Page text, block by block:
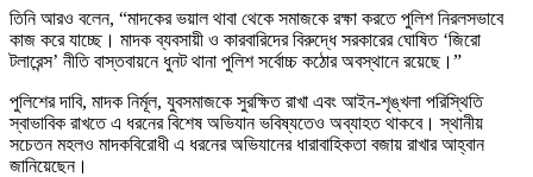
‎তিনি আরও বলেন, “মাদকের ভয়াল থাবা থেকে সমাজকে রক্ষা করতে পুলিশ নিরলসভাবে
কাজ করে যাচ্ছে। মাদক ব্যবসায়ী ও কারবারিদের বিরুদ্ধে সরকারের ঘোষিত ‘জিরো
টলারেন্স’ নীতি বাস্তবায়নে ধুনট থানা পুলিশ সর্বোচ্চ কঠোর অবস্থানে রয়েছে।”
‎পুলিশের দাবি, মাদক নির্মূল, যুবসমাজকে সুরক্ষিত রাখা এবং আইন-শৃঙ্খলা পরিস্থিতি
স্বাভাবিক রাখতে এ ধরনের বিশেষ অভিযান ভবিষ্যতেও অব্যাহত থাকবে। স্থানীয়
সচেতন মহলও মাদকবিরোধী এ ধরনের অভিযানের ধারাবাহিকতা বজায় রাখার আহ্বান
জানিয়েছেন।